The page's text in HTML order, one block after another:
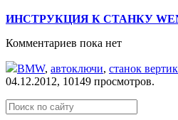
ИНСТРУКЦИЯ К СТАНКУ
Комментариев пока нет
BMW, автоключи, станок
04.12.2012, 10149 просмотров.